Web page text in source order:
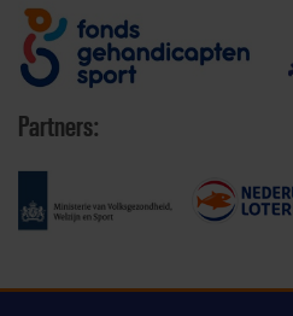
Partners: